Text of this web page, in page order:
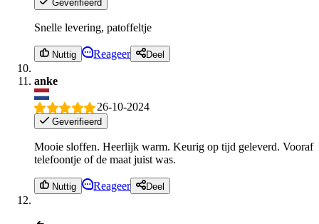
Geverifieerd
Snelle levering, patoffeltje
Nuttig Reageer Deel
anke
26-10-2024
Geverifieerd
Mooie sloffen. Heerlijk warm. Keurig op tijd geleverd. Vooraf
telefoontje of de maat juist was.
Nuttig Reageer Deel